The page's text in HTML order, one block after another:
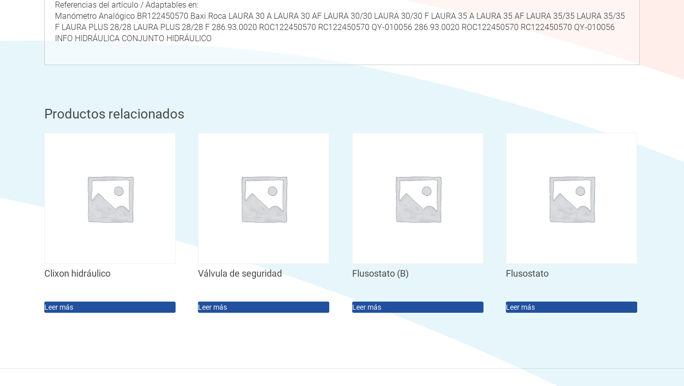
Referencias del artículo / Adaptables en:
Manómetro Analógico BR122450570 Baxi Roca LAURA 30 A LAURA 30 AF LAURA 30/30 LAURA 30/30 F LAURA 35 A LAURA 35 AF LAURA 35/35 LAURA 35/35
F LAURA PLUS 28/28 LAURA PLUS 28/28 F 286.93.0020 ROC122450570 RC122450570 QY-010056 286.93.0020 ROC122450570 RC122450570 QY-010056
INFO HIDRÁULICA CONJUNTO HIDRÁULICO
Productos relacionados
Clixon hidráulico
Leer más
Válvula de seguridad
Leer más
Flusostato (B)
Leer más
Flusostato
Leer más